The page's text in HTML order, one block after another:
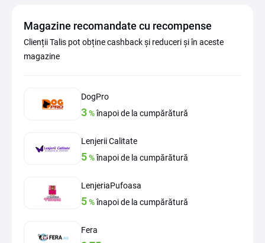
Magazine recomandate cu recompense
Clienții Talis pot obține cashback și reduceri și în aceste
magazine
DogPro
3%înapoi de la cumpărătură
Lenjerii Calitate
5%înapoi de la cumpărătură
LenjeriaPufoasa
5%înapoi de la cumpărătură
Fera